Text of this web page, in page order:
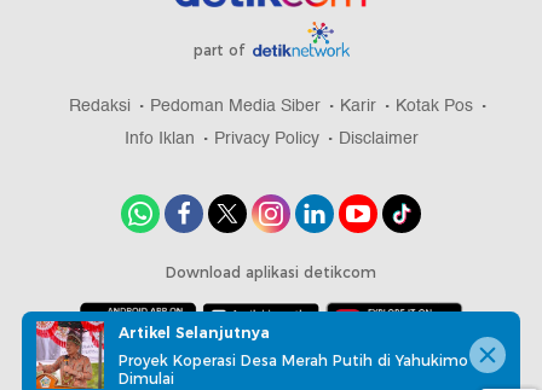
part of
Redaksi Pedoman Media Siber Karir
Kotak Pos
Info Iklan
Privacy Policy Disclaimer
Download aplikasi detikcom
Copyright @ 2026 detikcom, All right reserved
Artikel Selanjutnya
Proyek Koperasi Desa Merah Putih di Yahukimo
Dimulai